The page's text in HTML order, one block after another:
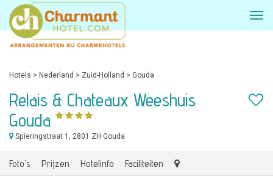
Hotels > Nederland > Zuid-Holland > Gouda
Relais & Chateaux Weeshuis
Gouda
Spieringstraat 1, 2801 ZH Gouda
Foto's Prijzen Hotelinfo Faciliteiten